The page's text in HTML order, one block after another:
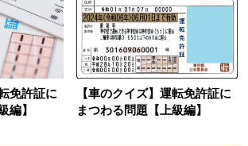
免許証に
編】
【車のクイズ】運転免許証に
まつわる問題【上級編】